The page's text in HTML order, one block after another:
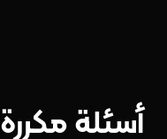
أسئلة مكررة